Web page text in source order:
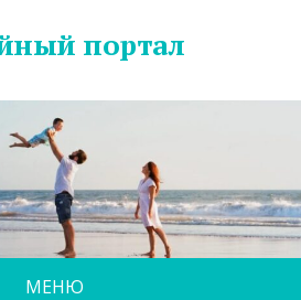
портал
МЕНЮ